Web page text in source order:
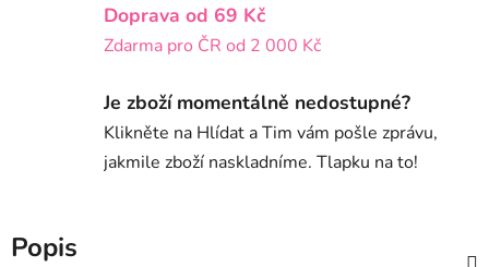
Doprava od 69 Kč
Zdarma pro ČR od 2 000 Kč
Je zboží momentálně nedostupné?
Klikněte na Hlídat a Tim vám pošle zprávu,
jakmile zboží naskladníme. Tlapku na to!
Popis